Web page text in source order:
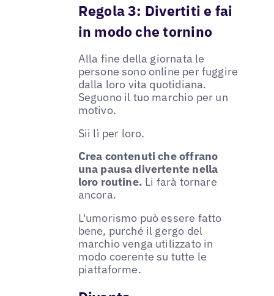
Regola 3: Divertiti e fai
in modo che tornino
Alla fine della giornata le
persone sono online per fuggire
dalla loro vita quotidiana.
Seguono il tuo marchio per un
motivo.
Sii lì per loro.
Crea contenuti che offrano
una pausa divertente nella
loro routine. Li farà tornare
ancora.
L'umorismo può essere fatto
bene, purché il gergo del
marchio venga utilizzato in
modo coerente su tutte le
piattaforme.